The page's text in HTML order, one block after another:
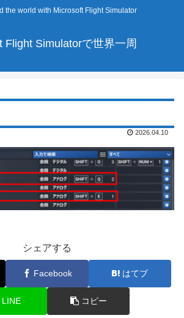
the world with Microsoft Flight Simulator
Flight Simulatorで世界一周
2026.04.10
シェアする
Facebook はてブ
LINE コピー